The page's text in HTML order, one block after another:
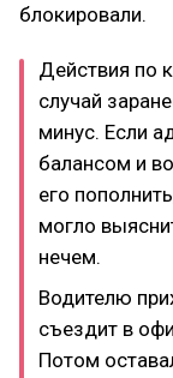
блокировали.
Действия по
случай
минус. Если
балансом и
его
могло
нечем.
Водителю
съездит в
Потом